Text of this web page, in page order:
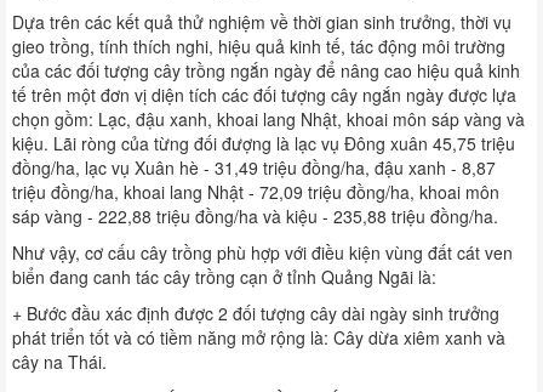
Dựa trên các kết quả thử nghiệm về thời gian sinh trưởng, thời vụ
gieo trồng, tính thích nghi, hiệu quả kinh tế, tác động môi trường
của các đối tượng cây trồng ngắn ngày để nâng cao hiệu quả kinh
tế trên một đơn vị diện tích các đối tượng cây ngắn ngày được lựa
chọn gồm: Lạc, đậu xanh, khoai lang Nhật, khoai môn sáp vàng và
kiệu. Lãi ròng của từng đối đượng là lạc vụ Đông xuân 45,75 triệu
đồng/ha, lạc vụ Xuân hè - 31,49 triệu đồng/ha, đậu xanh - 8,87
triệu đồng/ha, khoai lang Nhật - 72,09 triệu đồng/ha, khoai môn
sáp vàng - 222,88 triệu đồng/ha và kiệu - 235,88 triệu đồng/ha.
Như vậy, cơ cấu cây trồng phù hợp với điều kiện vùng đất cát ven
biển đang canh tác cây trồng cạn ở tỉnh Quảng Ngãi là:
+ Bước đầu xác định được 2 đối tượng cây dài ngày sinh trưởng
phát triển tốt và có tiềm năng mở rộng là: Cây dừa xiêm xanh và
cây na Thái.